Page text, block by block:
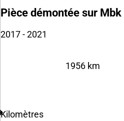
Pièce démontée sur
2017- 2021
Kilomètres
1956 km